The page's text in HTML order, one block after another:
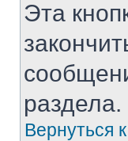
Эта
раздела.
Вернуться